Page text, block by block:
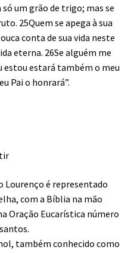
um grão de trigo; mas se
25Quem se apega à sua
conta de sua vida neste
eterna. 26Se alguém me
estou estará também o meu
Pai o honrará”.
Lourenço é representado
com a Bíblia na mão
Oração Eucarística número
também conhecido como